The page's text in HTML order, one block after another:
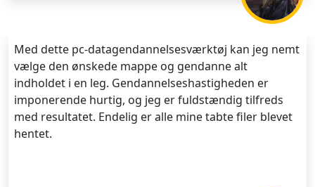
Med dette pc-datagendannelsesværktøj kan jeg nemt
vælge den ønskede mappe og gendanne alt
indholdet i en leg. Gendannelseshastigheden er
imponerende hurtig, og jeg er fuldstændig tilfreds
med resultatet. Endelig er alle mine tabte filer blevet
hentet.